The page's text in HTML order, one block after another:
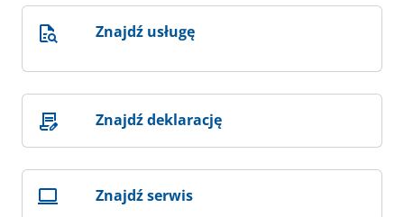
Znajdź usługę
Znajdź deklarację
Znajdź serwis